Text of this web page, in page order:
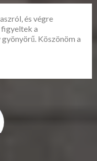
és végre
a
Köszönöm a